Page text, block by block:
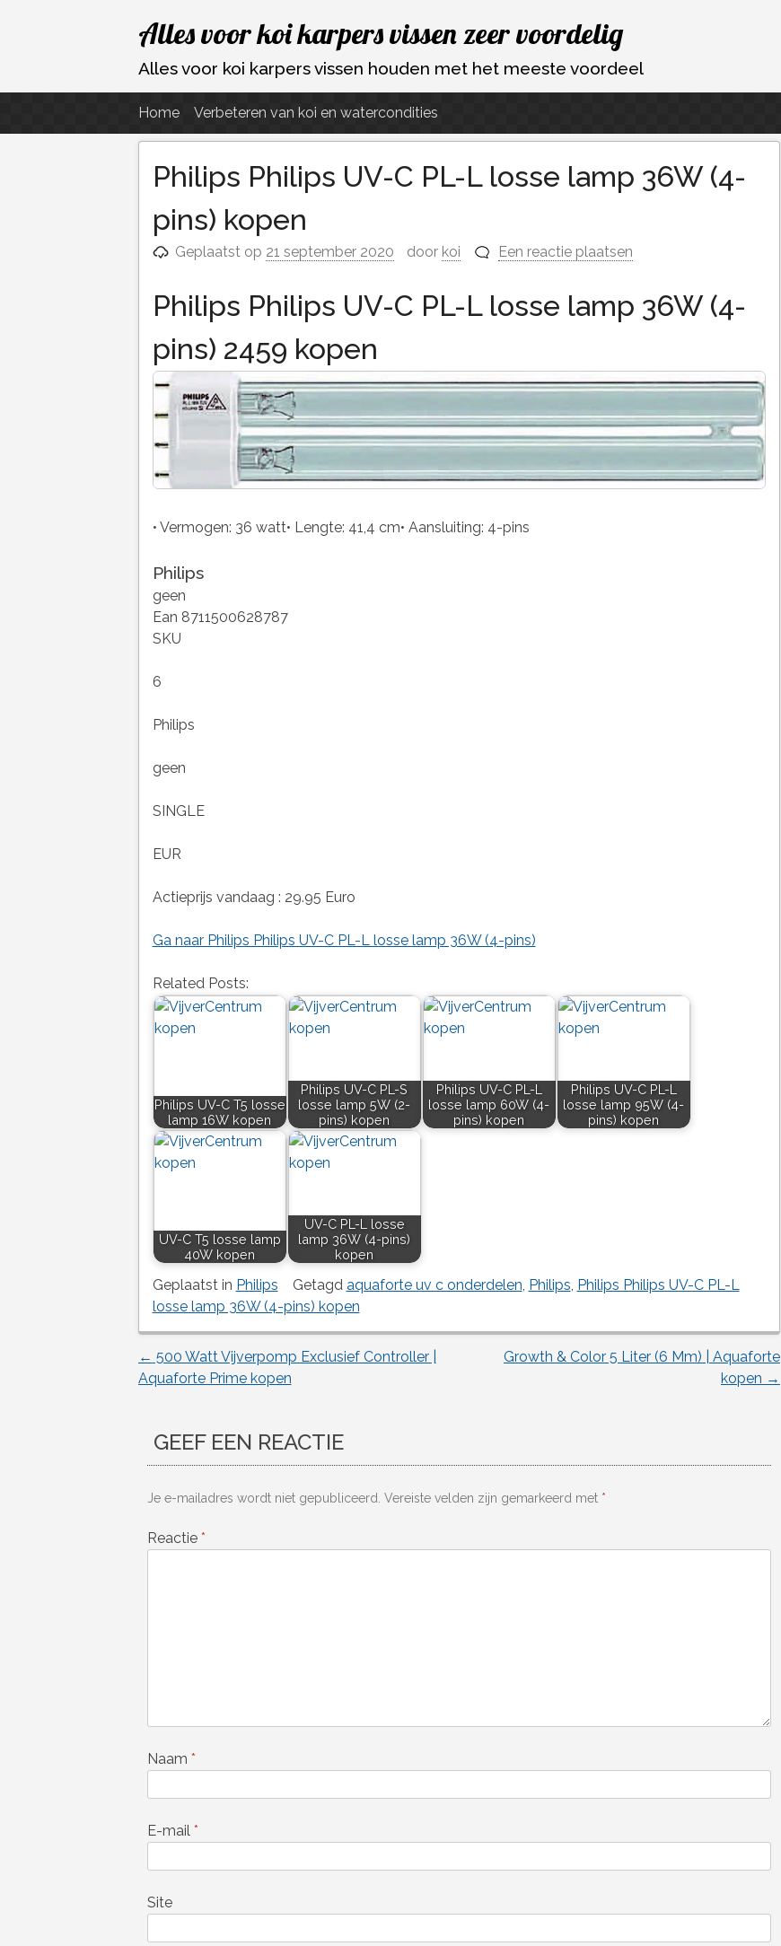
Ga
naar
de
Alles voor koi karpers vissen zeer voordelig
Alles voor koi karpers vissen houden met het meeste voordeel
Home Verbeteren van koi en watercondities
Philips Philips UV-C PL-L losse lamp 36W (4-
pins) kopen
Geplaatst op 21 september 2020 door koi Een reactie plaatsen
Philips Philips UV-C PL-L losse lamp 36W (4-
pins) 2459 kopen
• Vermogen: 36 watt• Lengte: 41,4 cm• Aansluiting: 4-pins
Philips
geen
Ean 8711500628787
SKU
6
Philips
geen
SINGLE
EUR
Actieprijs vandaag : 29.95 Euro
Ga naar Philips Philips UV-C PL-L losse lamp 36W (4-pins)
Related Posts:
Philips UV-C T5 losse
lamp 16W kopen
Philips UV-C PL-S
losse lamp 5W (2-
pins) kopen
Philips UV-C PL-L
losse lamp 60W (4-
pins) kopen
Philips UV-C PL-L
losse lamp 95W (4-
pins) kopen
UV-C T5 losse lamp
40W kopen
UV-C PL-L losse
lamp 36W (4-pins)
kopen
Geplaatst in Philips Getagd aquaforte uv c onderdelen, Philips, Philips Philips UV-C PL-L
losse lamp 36W (4-pins) kopen
Berichtnavigatie
← 500 Watt Vijverpomp Exclusief Controller |
Aquaforte Prime kopen
Growth & Color 5 Liter (6 Mm) | Aquaforte
kopen →
GEEF EEN REACTIE
Je e-mailadres wordt niet gepubliceerd. Vereiste velden zijn gemarkeerd met *
Reactie *
Naam *
E-mail *
Site